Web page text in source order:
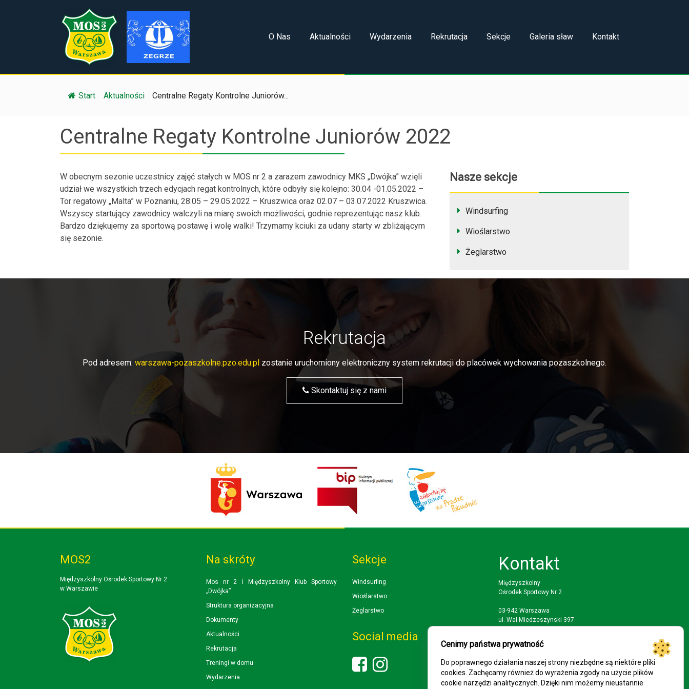
O Nas Aktualności Wydarzenia Rekrutacja Sekcje Galeria sław Kontakt
Start Aktualności Centralne Regaty Kontrolne Juniorów...
Centralne Regaty Kontrolne Juniorów 2022
W obecnym sezonie uczestnicy zajęć stałych w MOS nr 2 a zarazem zawodnicy MKS „Dwójka” wzięli
udział we wszystkich trzech edycjach regat kontrolnych, które odbyły się kolejno: 30.04 -01.05.2022 –
Tor regatowy „Malta” w Poznaniu, 28.05 – 29.05.2022 – Kruszwica oraz 02.07 – 03.07.2022 Kruszwica.
Wszyscy startujący zawodnicy walczyli na miarę swoich możliwości, godnie reprezentując nasz klub.
Bardzo dziękujemy za sportową postawę i wolę walki! Trzymamy kciuki za udany starty w zbliżającym
się sezonie.
Nasze sekcje
Windsurfing
Wioślarstwo
Żeglarstwo
Rekrutacja
Pod adresem: warszawa-pozaszkolne.pzo.edu.pl zostanie uruchomiony elektroniczny system rekrutacji do placówek wychowania pozaszkolnego.
Skontaktuj się z nami
Cenimy państwa prywatność
Do poprawnego działania naszej strony niezbędne są niektóre pliki
cookies. Zachęcamy również do wyrażenia zgody na użycie plików
cookie narzędzi analitycznych. Dzięki nim możemy nieustannie
MOS2
Międzyszkolny Ośrodek Sportowy Nr 2
w Warszawie
Na skróty
Mos nr 2 i Międzyszkolny Klub Sportowy
„Dwójka”
Struktura organizacyjna
Dokumenty
Aktualności
Rekrutacja
Treningi w domu
Wydarzenia
Sekcje
Windsurfing
Wioślarstwo
Żeglarstwo
Social media
Kontakt
Międzyszkolny
Ośrodek Sportowy Nr 2
03-942 Warszawa
ul. Wał Miedzeszynski 397
faks: (22) 617 88 51
mail: mosp2@eduwarszawa.pl